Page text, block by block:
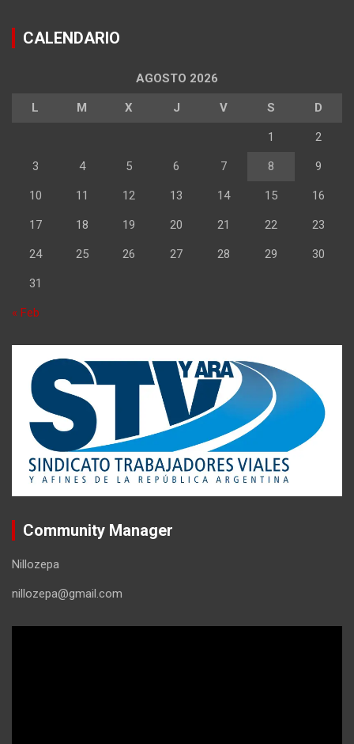
CALENDARIO
AGOSTO 2026
L M X J V S D
1 2
3 4 5 6 7 8 9
10 11 12 13 14 15 16
17 18 19 20 21 22 23
24 25 26 27 28 29 30
31
« Feb
Community Manager
Nillozepa
nillozepa@gmail.com